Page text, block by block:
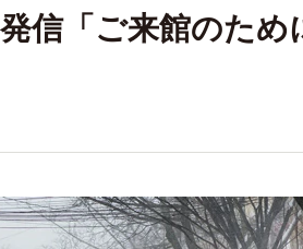
信「ご来館のため